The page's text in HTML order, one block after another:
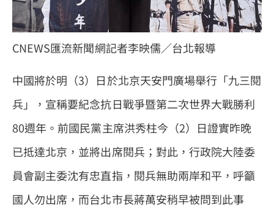
CNEWS匯流新聞網記者李映儒／台北報導
中國將於明（3）日於北京天安門廣場舉行「九三閱
兵」，宣稱要紀念抗日戰爭暨第二次世界大戰勝利
80週年。前國民黨主席洪秀柱今（2）日證實昨晚
已抵達北京，並將出席閱兵；對此，行政院大陸委
員會副主委沈有忠直指，閱兵無助兩岸和平，呼籲
國人勿出席，而台北市長蔣萬安稍早被問到此事